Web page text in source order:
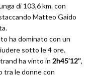
di 103,6 km. con
Matteo Gaido
ha dominato con un
sotto le 4 ore.
ha vinto in 2h45’12’’,
tra le donne con